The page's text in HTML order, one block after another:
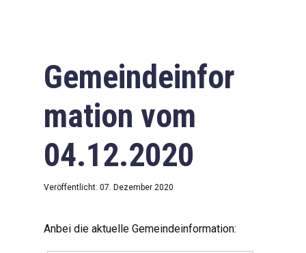
Gemeindeinfor
mation vom
04.12.2020
Veröffentlicht: 07. Dezember 2020
Anbei die aktuelle Gemeindeinformation: